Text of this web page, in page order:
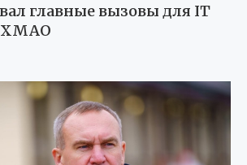
главные вызовы для IT
ХМАО